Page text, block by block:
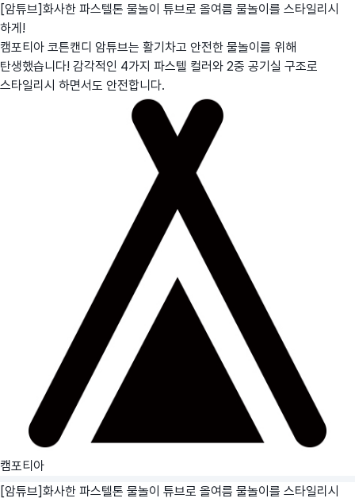
[암튜브]화사한 파스텔톤 물놀이 튜브로 올여름 물놀이를 스타일리시
하게!
캠포티아 코튼캔디 암튜브는 활기차고 안전한 물놀이를 위해
탄생했습니다! 감각적인 4가지 파스텔 컬러와 2중 공기실 구조로
스타일리시 하면서도 안전합니다.
캠포티아
[암튜브]화사한 파스텔톤 물놀이 튜브로 올여름 물놀이를 스타일리시